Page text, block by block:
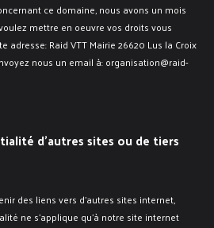
ce domaine, nous avons un mois
mettre en oeuvre vos droits vous
adresse: Raid VTT Mairie 26620 Lus la Croix
nous un email à: organisation@raid-
d’autres sites ou de tiers
des liens vers d’autres sites internet,
ne s’applique qu’à notre site internet